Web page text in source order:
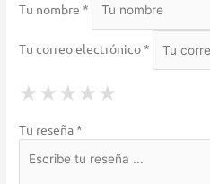
Tu nombre *
Tu correo electrónico *
★ 1 Star
★ ★ 2 Stars
★ ★ ★ 3 Stars
★ ★ ★ ★ 4 Stars
★ ★ ★ ★ ★
Tu reseña *